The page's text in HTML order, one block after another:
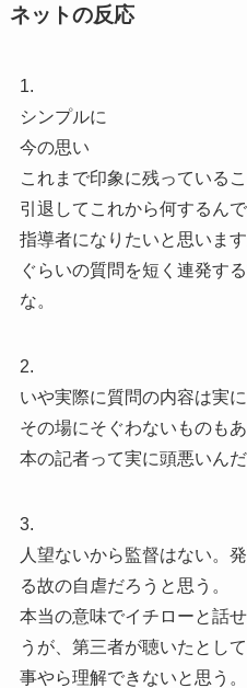
ネットの反応
1.
シンプルに
今の思い
これまで印象に残っている
引退してこれから何するん
指導者になりたいと思います
ぐらいの質問を短く連発す
な。
2.
いや実際に質問の内容は実
その場にそぐわないものも
本の記者って実に頭悪いん
3.
人望ないから監督はない。
る故の自虐だろうと思う。
本当の意味でイチローと話
うが、第三者が聴いたとし
事やら理解できないと思う。